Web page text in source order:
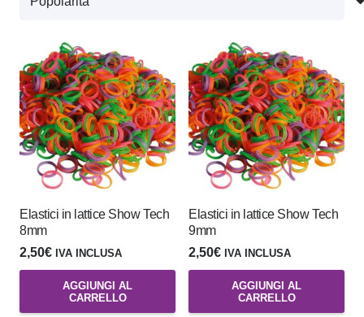
Elastici in lattice Show Tech
8mm
2,50€ IVA INCLUSA
AGGIUNGI AL
CARRELLO
Elastici in lattice Show Tech
9mm
2,50€ IVA INCLUSA
AGGIUNGI AL
CARRELLO